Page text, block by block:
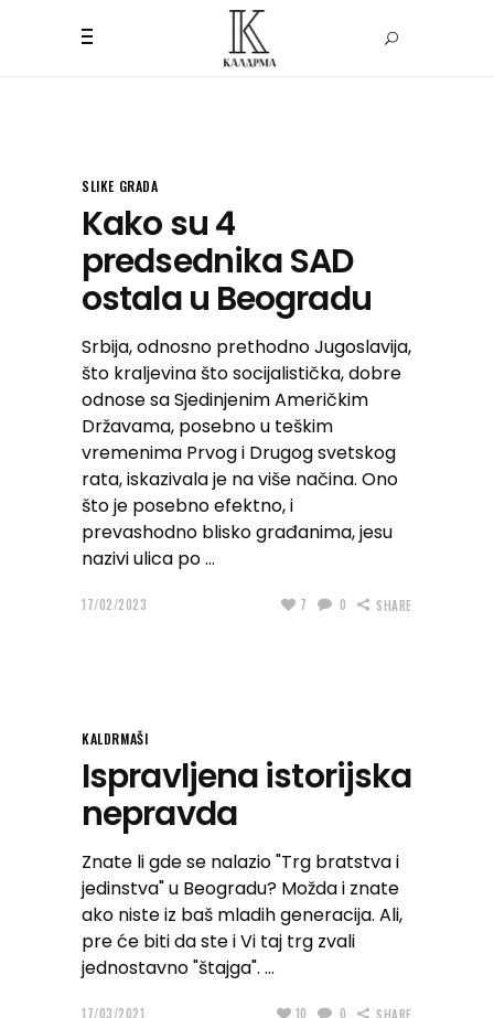
SLIKE GRADA
Kako su 4
predsednika SAD
ostala u Beogradu
Srbija, odnosno prethodno Jugoslavija,
što kraljevina što socijalistička, dobre
odnose sa Sjedinjenim Američkim
Državama, posebno u teškim
vremenima Prvog i Drugog svetskog
rata, iskazivala je na više načina. Ono
što je posebno efektno, i
prevashodno blisko građanima, jesu
nazivi ulica po
17/02/2023 7 0 SHARE
KALDRMAŠI
Ispravljena istorijska
nepravda
Znate li gde se nalazio "Trg bratstva i
jedinstva" u Beogradu? Možda i znate
ako niste iz baš mladih generacija. Ali,
pre će biti da ste i Vi taj trg zvali
jednostavno "štajga".
17/03/2021 10 0